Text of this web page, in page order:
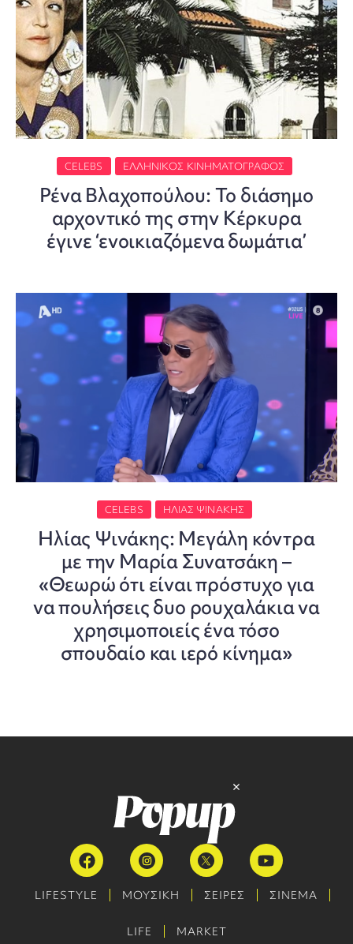
CELEBS ΕΛΛΗΝΙΚΌΣ ΚΙΝΗΜΑΤΟΓΡΆΦΟΣ
Ρένα Βλαχοπούλου: Το διάσημο
αρχοντικό της στην Κέρκυρα
έγινε ‘ενοικιαζόμενα δωμάτια’
CELEBS ΗΛΊΑΣ ΨΙΝΆΚΗΣ
Ηλίας Ψινάκης: Μεγάλη κόντρα
με την Μαρία Συνατσάκη –
«Θεωρώ ότι είναι πρόστυχο για
να πουλήσεις δυο ρουχαλάκια να
χρησιμοποιείς ένα τόσο
σπουδαίο και ιερό κίνημα»
LIFESTYLE ΜΟΥΣΙΚΗ ΣΕΙΡΕΣ ΣΙΝΕΜΑ
LIFE MARKET